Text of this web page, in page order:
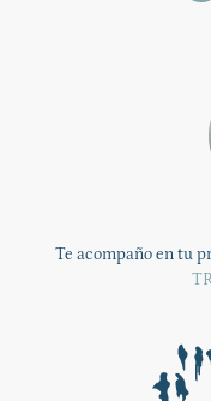
Te acompaño en tu